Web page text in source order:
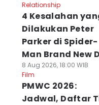
Relationship
4 Kesalahan
Dilakukan Peter
Parker di Spider-
Man Brand New
8 Aug 2026, 18:00 WIB
Film
PMWC 2026:
Jadwal, Daftar